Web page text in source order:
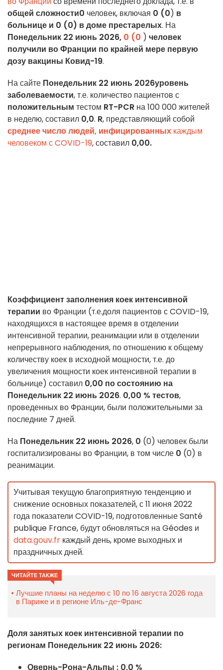
общей сложности0 человек, включая 0 (0) в
больнице и 0 (0) в доме престарелых. На
Понедельник 22 июнь 2026, 0 (0 ) человек
получили во Франции по крайней мере первую
дозу вакцины Ковид-19.
На сайте Понедельник 22 июнь 2026уровень
заболеваемости, т.е. количество пациентов с
положительным тестом RT-PCR на 100 000 жителей
в неделю, составил 0,0. R, представляющий собой
среднее число людей, инфицированных каждым
человеком с COVID-19, составил 0,00.
Коэффициент заполнения коек интенсивной
терапии во Франции (т.е.доля пациентов с COVID-19,
находящихся в настоящее время в отделении
интенсивной терапии, реанимации или в отделении
непрерывного наблюдения, по отношению к общему
количеству коек в исходной мощности, т.е. до
увеличения мощности коек интенсивной терапии в
больнице) составил 0,00 по состоянию на
Понедельник 22 июнь 2026. 0,00 % тестов,
проведенных во Франции, были положительными за
последние 7 дней.
На Понедельник 22 июнь 2026, 0 (0) человек были
госпитализированы во Франции, в том числе 0 (0) в
реанимации.
Учитывая текущую благоприятную тенденцию и
снижение основных показателей, с 11 июня 2022
года показатели COVID-19, подготовленные Santé
publique France, будут обновляться на Géodes и
data.gouv.fr каждый день, кроме выходных и
праздничных дней.
ЧИТАЙТЕ ТАКЖЕ
Лучшие планы на неделю с 10 по 16 августа 2026 года
в Париже и в регионе Иль-де-Франс
Доля занятых коек интенсивной терапии по
регионам Понедельник 22 июнь 2026:
Овернь-Рона-Альпы : 0,0 %